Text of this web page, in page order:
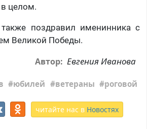
целом.
поздравил именинника с
Великой Победы.
Автор: Евгения Иванова
юбилей ветераны роговой
читайте нас в Новостях